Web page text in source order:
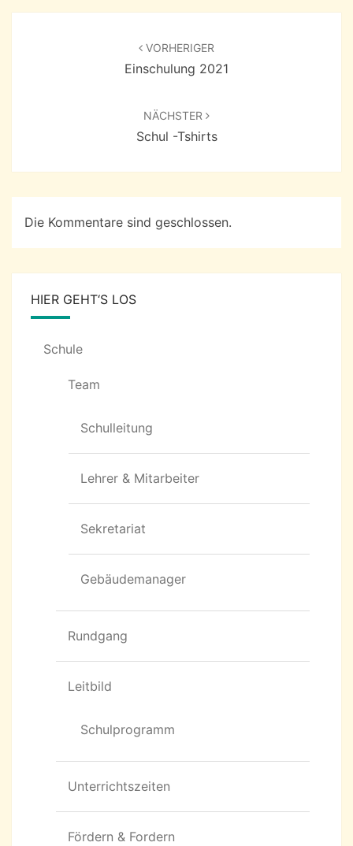
VORHERIGER
Einschulung 2021
NÄCHSTER
Schul -Tshirts
Die Kommentare sind geschlossen.
HIER GEHT‘S LOS
Schule
Team
Schulleitung
Lehrer & Mitarbeiter
Sekretariat
Gebäudemanager
Rundgang
Leitbild
Schulprogramm
Unterrichtszeiten
Fördern & Fordern